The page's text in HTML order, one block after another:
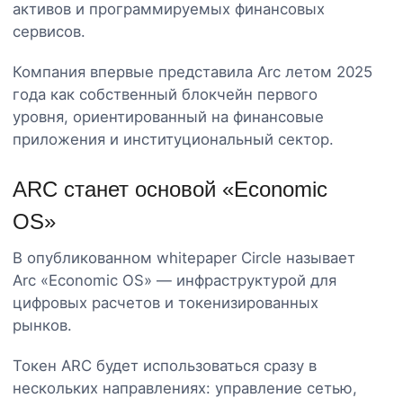
активов и программируемых финансовых
сервисов.
Компания впервые представила Arc летом 2025
года как собственный блокчейн первого
уровня, ориентированный на финансовые
приложения и институциональный сектор.
ARC станет основой «Economic
OS»
В опубликованном whitepaper Circle называет
Arc «Economic OS» — инфраструктурой для
цифровых расчетов и токенизированных
рынков.
Токен ARC будет использоваться сразу в
нескольких направлениях: управление сетью,